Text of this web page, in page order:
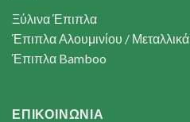
Ξύλινα Έπιπλα
Έπιπλα Αλουμινίου / Μεταλλικά
Έπιπλα Bamboo
ΕΠΙΚΟΙΝΩΝΙΑ